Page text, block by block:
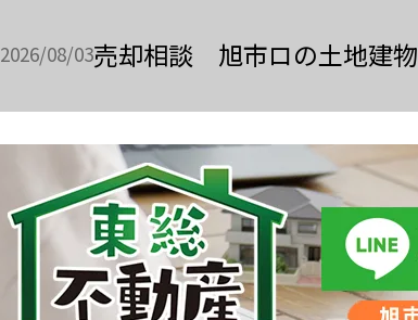
2026/08/03売却相談 旭市ロの土地建物